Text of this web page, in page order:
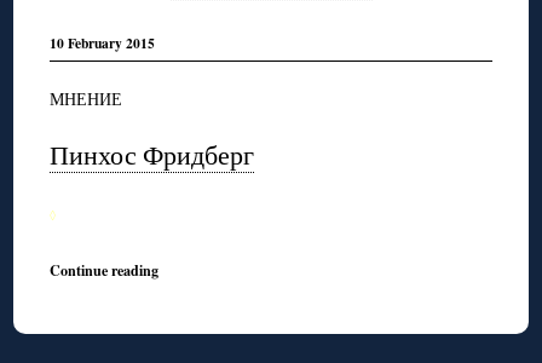
10 February 2015
МНЕНИЕ
Пинхос Фридберг
◊
Continue reading